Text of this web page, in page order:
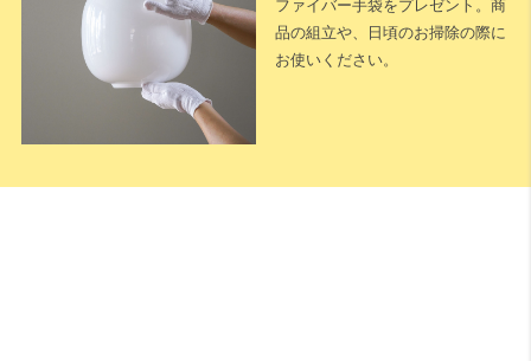
ファイバー手袋をプレゼント。商
品の組立や、日頃のお掃除の際に
お使いください。